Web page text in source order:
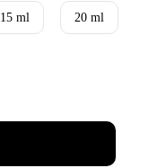
15 ml 20 ml